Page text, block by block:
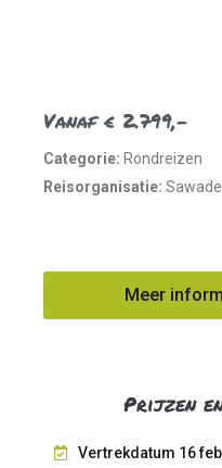
Vanaf € 2.799,-
Categorie: Rondreizen
Reisorganisatie:
Meer
Prijzen
Vertrekdatum 16